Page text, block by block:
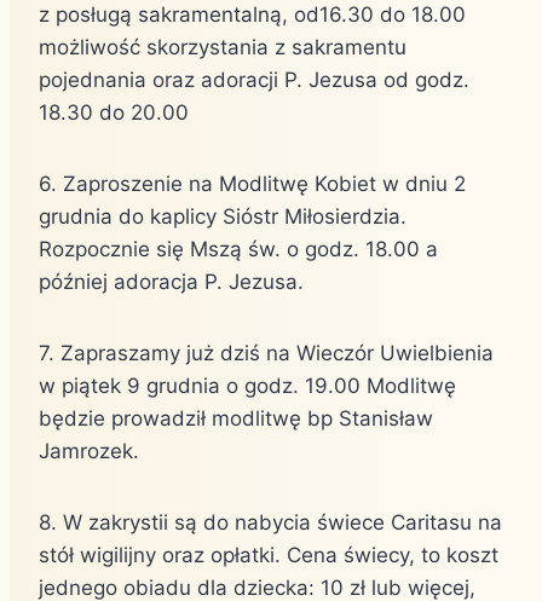
z posługą sakramentalną, od16.30 do 18.00
możliwość skorzystania z sakramentu
pojednania oraz adoracji P. Jezusa od godz.
18.30 do 20.00
6. Zaproszenie na Modlitwę Kobiet w dniu 2
grudnia do kaplicy Sióstr Miłosierdzia.
Rozpocznie się Mszą św. o godz. 18.00 a
później adoracja P. Jezusa.
7. Zapraszamy już dziś na Wieczór Uwielbienia
w piątek 9 grudnia o godz. 19.00 Modlitwę
będzie prowadził modlitwę bp Stanisław
Jamrozek.
8. W zakrystii są do nabycia świece Caritasu na
stół wigilijny oraz opłatki. Cena świecy, to koszt
jednego obiadu dla dziecka: 10 zł lub więcej,